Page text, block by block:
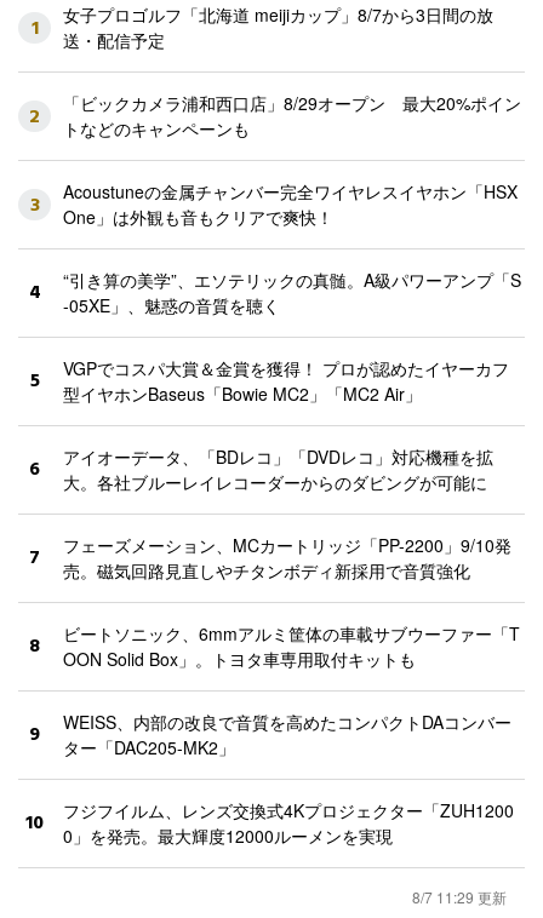
1
女子プロゴルフ「北海道 meijiカップ」8/7から3日間の放
送・配信予定
2
「ビックカメラ浦和西口店」8/29オープン 最大20%ポイン
トなどのキャンペーンも
3
Acoustuneの金属チャンバー完全ワイヤレスイヤホン「HSX
One」は外観も音もクリアで爽快！
4
“引き算の美学”、エソテリックの真髄。A級パワーアンプ「S
-05XE」、魅惑の音質を聴く
5
VGPでコスパ大賞＆金賞を獲得！ プロが認めたイヤーカフ
型イヤホンBaseus「Bowie MC2」「MC2 Air」
6
アイオーデータ、「BDレコ」「DVDレコ」対応機種を拡
大。各社ブルーレイレコーダーからのダビングが可能に
7
フェーズメーション、MCカートリッジ「PP-2200」9/10発
売。磁気回路見直しやチタンボディ新採用で音質強化
8
ビートソニック、6mmアルミ筐体の車載サブウーファー「T
OON Solid Box」。トヨタ車専用取付キットも
9
WEISS、内部の改良で音質を高めたコンパクトDAコンバー
ター「DAC205-MK2」
10
フジフイルム、レンズ交換式4Kプロジェクター「ZUH1200
0」を発売。最大輝度12000ルーメンを実現
8/7 11:29 更新